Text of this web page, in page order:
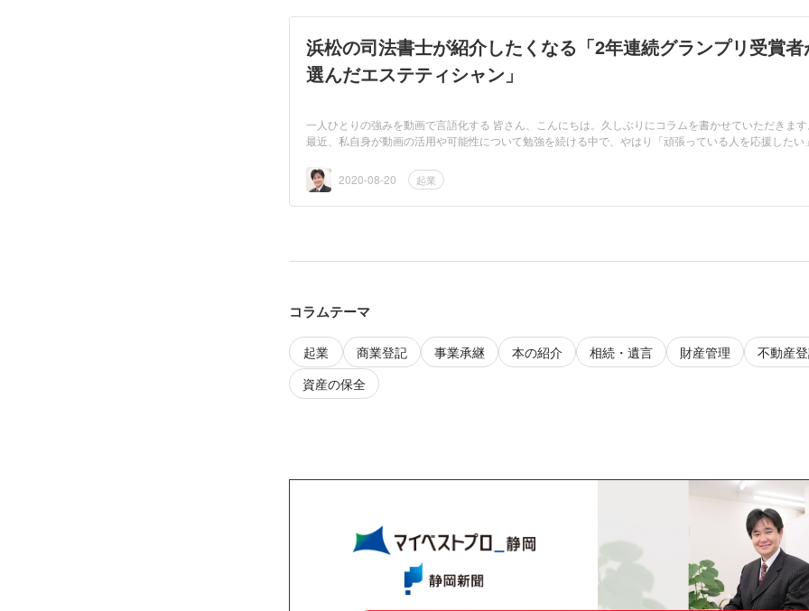
浜松の司法書士が紹介したくなる「2年連続グランプリ受賞者
選んだエステティシャン」
一人ひとりの強みを動画で言語化する 皆さん、こんにちは。久しぶりにコラムを書かせていただきま
最近、私自身が動画の活用や可能性について勉強を続ける中で、やはり「頑張っている人を応援したい
2020-08-20
起業
コラムテーマ
起業 商業登記 事業承継 本の紹介 相続・遺言 財産管理
不動産
資産の保全